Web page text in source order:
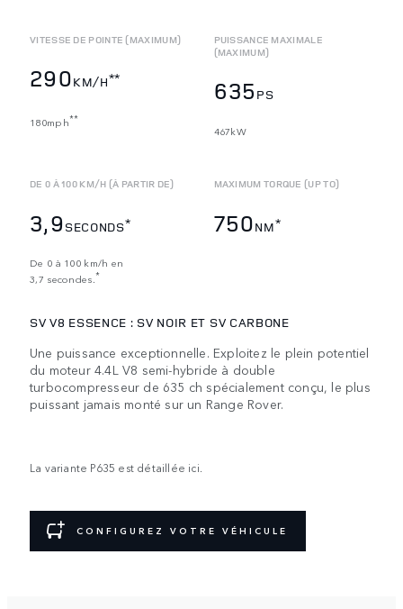
VITESSE DE POINTE (MAXIMUM)
290KM/H**
180mph**
PUISSANCE MAXIMALE
(MAXIMUM)
635 PS
467kW
DE 0 À 100 KM/H (À PARTIR DE)
3,9SECONDS*
De 0 à 100 km/h en
3,7 secondes. *
MAXIMUM TORQUE (UP TO)
750NM*
SV V8 ESSENCE : SV NOIR ET SV CARBONE
Une puissance exceptionnelle. Exploitez le plein potentiel
du moteur 4.4L V8 semi-hybride à double
turbocompresseur de 635 ch spécialement conçu, le plus
puissant jamais monté sur un Range Rover.
La variante P635 est détaillée ici.
CONFIGUREZ VOTRE VÉHICULE